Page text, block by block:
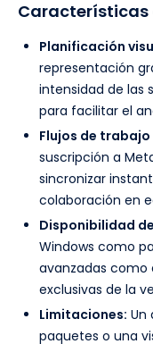
Características
Planificación
representación
intensidad de las
para facilitar el
Flujos de
suscripción a
sincronizar
colaboración en
Disponibilidad
Windows como
avanzadas como
exclusivas de la
Limitaciones: Un
paquetes o una